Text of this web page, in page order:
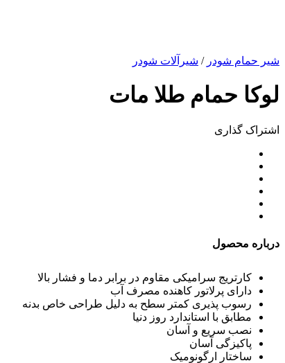
شیر حمام شودر / شیرآلات شودر
لوکا حمام طلا مات
اشتراک ‌گذاری
درباره محصول
کارتریج سرامیکی مقاوم در برابر دما و فشار بالا
دارای پرلاتور کاهنده مصرف آب
رسوب پذیری کمتر سطح به دلیل طراحی خاص بدنه
مطابق با استاندارد روز دنیا
نصب سریع و آسان
پاکیزگی آسان
ساختار ارگونومیک